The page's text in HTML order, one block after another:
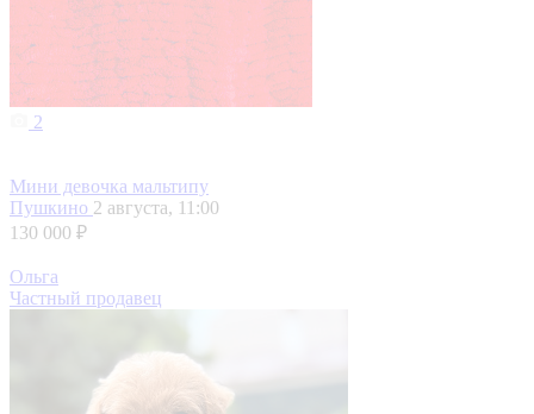
2
Мини девочка мальтипу
Пушкино 2 августа, 11:00
130 000 ₽
Ольга
Частный продавец